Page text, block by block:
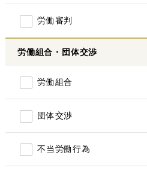
労働審判
労働組合・団体交渉
労働組合
団体交渉
不当労働行為